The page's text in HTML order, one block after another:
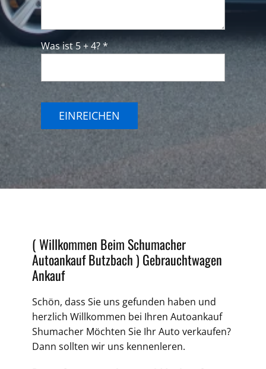
Was ist 5 + 4? *
EINREICHEN
( Willkommen Beim Schumacher
Autoankauf Butzbach ) Gebrauchtwagen
Ankauf
Schön, dass Sie uns gefunden haben und
herzlich Willkommen bei Ihren Autoankauf
Shumacher Möchten Sie Ihr Auto verkaufen?
Dann sollten wir uns kennenleren.